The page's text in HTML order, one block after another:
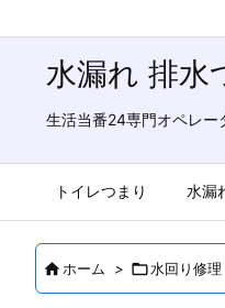
水漏れ 排水
生活当番24専門オペレー
トイレつまり 水漏
ホーム > 水回り修理